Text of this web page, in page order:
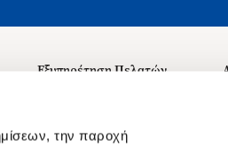
την παροχή
Εξυπηρέτηση Πελατών